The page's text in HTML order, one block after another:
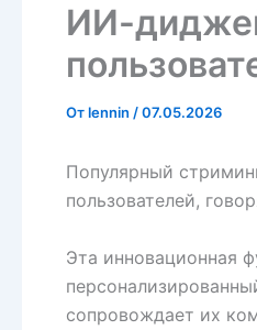
ИИ-
Отlennin /07.05.2026
Популярный
пользователей,
Эта инновационная
сопровождает их